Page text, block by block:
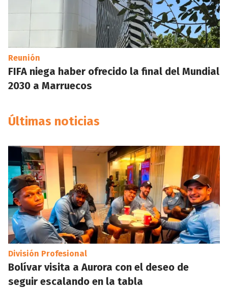
Reunión
FIFA niega haber ofrecido la final del Mundial
2030 a Marruecos
Últimas noticias
División Profesional
Bolívar visita a Aurora con el deseo de
seguir escalando en la tabla